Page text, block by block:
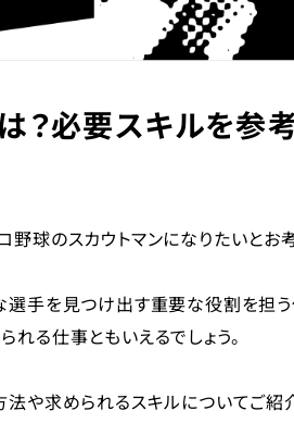
？必要スキルを参
球のスカウトマンになりたいとお考
選手を見つけ出す重要な役割を担
る仕事ともいえるでしょう。
や求められるスキルについてご紹